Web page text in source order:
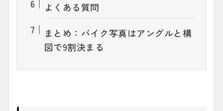
よくある質問
まとめ：バイク写真はアングルと構
図で9割決まる